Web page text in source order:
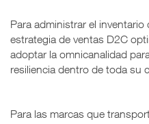
Para administrar el
estrategia de ventas D2C
adoptar la omnicanalidad
resiliencia dentro de toda su
Para las marcas que